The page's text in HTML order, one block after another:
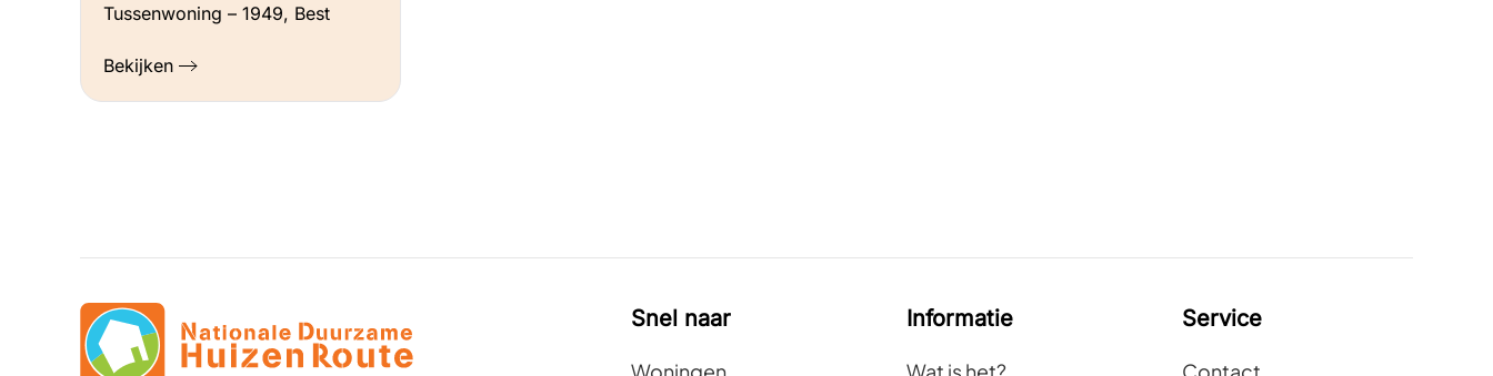
Tussenwoning – 1949, Best
Bekijken
Snel naar
Woningen
Informatie
Wat is het?
Service
Contact